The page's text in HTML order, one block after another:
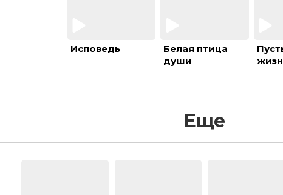
Исповедь
Белая птица
души
Еще